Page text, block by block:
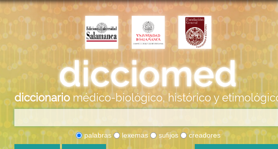
diccionario médico-biológico, histórico y
palabras lexemas sufijos creadores